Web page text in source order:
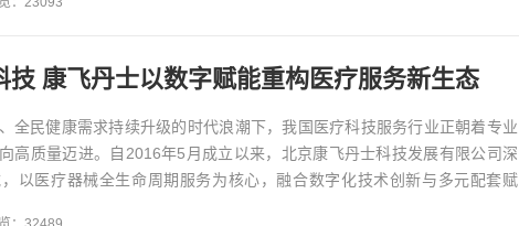
技 康飞丹士以数字赋能重构医疗服务新生态
全民健康需求持续升级的时代浪潮下，我国医疗科技服务行业正朝着专业
高质量迈进。自2016年5月成立以来，北京康飞丹士科技发展有限公司深
以医疗器械全生命周期服务为核心，融合数字化技术创新与多元配套赋